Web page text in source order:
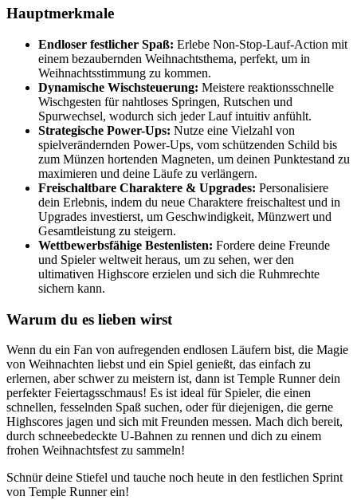
Hauptmerkmale
Endloser festlicher Spaß: Erlebe Non-Stop-Lauf-Action mit
einem bezaubernden Weihnachtsthema, perfekt, um in
Weihnachtsstimmung zu kommen.
Dynamische Wischsteuerung: Meistere reaktionsschnelle
Wischgesten für nahtloses Springen, Rutschen und
Spurwechsel, wodurch sich jeder Lauf intuitiv anfühlt.
Strategische Power-Ups: Nutze eine Vielzahl von
spielverändernden Power-Ups, vom schützenden Schild bis
zum Münzen hortenden Magneten, um deinen Punktestand zu
maximieren und deine Läufe zu verlängern.
Freischaltbare Charaktere & Upgrades: Personalisiere
dein Erlebnis, indem du neue Charaktere freischaltest und in
Upgrades investierst, um Geschwindigkeit, Münzwert und
Gesamtleistung zu steigern.
Wettbewerbsfähige Bestenlisten: Fordere deine Freunde
und Spieler weltweit heraus, um zu sehen, wer den
ultimativen Highscore erzielen und sich die Ruhmrechte
sichern kann.
Warum du es lieben wirst
Wenn du ein Fan von aufregenden endlosen Läufern bist, die Magie
von Weihnachten liebst und ein Spiel genießt, das einfach zu
erlernen, aber schwer zu meistern ist, dann ist Temple Runner dein
perfekter Feiertagsschmaus! Es ist ideal für Spieler, die einen
schnellen, fesselnden Spaß suchen, oder für diejenigen, die gerne
Highscores jagen und sich mit Freunden messen. Mach dich bereit,
durch schneebedeckte U-Bahnen zu rennen und dich zu einem
frohen Weihnachtsfest zu sammeln!
Schnür deine Stiefel und tauche noch heute in den festlichen Sprint
von Temple Runner ein!